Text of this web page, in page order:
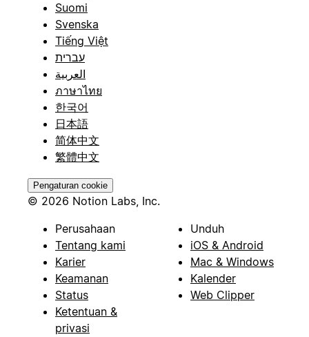
Suomi
Svenska
Tiếng Việt
עברית
العربية
ภาษาไทย
한국어
日本語
简体中文
繁體中文
Pengaturan cookie
© 2026 Notion Labs, Inc.
Perusahaan
Tentang kami
Karier
Keamanan
Status
Ketentuan &
privasi
Unduh
iOS & Android
Mac & Windows
Kalender
Web Clipper